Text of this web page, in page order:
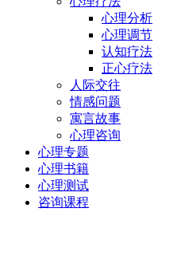
心理分析
心理调节
认知疗法
正心疗法
人际交往
情感问题
寓言故事
心理咨询
心理专题
心理书籍
心理测试
咨询课程